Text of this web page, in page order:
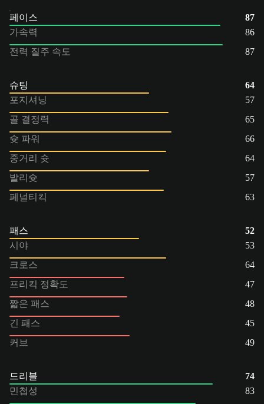
페이스
87
가속력
86
전력 질주 속도
87
슈팅
64
포지셔닝
57
골 결정력
65
슛 파워
66
중거리 슛
64
발리슛
57
페널티킥
63
패스
52
시야
53
크로스
64
프리킥 정확도
47
짧은 패스
48
긴 패스
45
커브
49
드리블
74
민첩성
83